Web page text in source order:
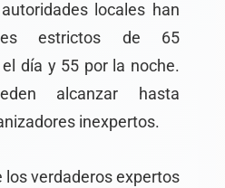
locales han
estrictos de 65
día y 55 por la noche.
alcanzar hasta
inexpertos.
los verdaderos expertos